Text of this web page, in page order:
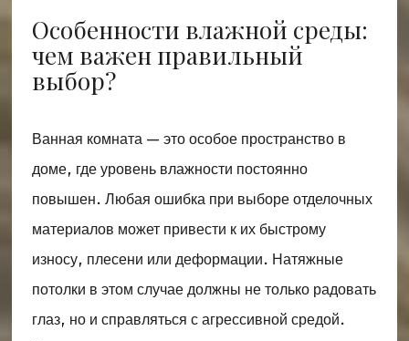
Особенности влажной среды:
чем важен правильный
выбор?
Ванная комната — это особое пространство в
доме, где уровень влажности постоянно
повышен. Любая ошибка при выборе отделочных
материалов может привести к их быстрому
износу, плесени или деформации. Натяжные
потолки в этом случае должны не только радовать
глаз, но и справляться с агрессивной средой.